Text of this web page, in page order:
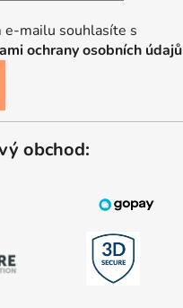
e-mailu souhlasíte s
ochrany osobních údajů
obchod: